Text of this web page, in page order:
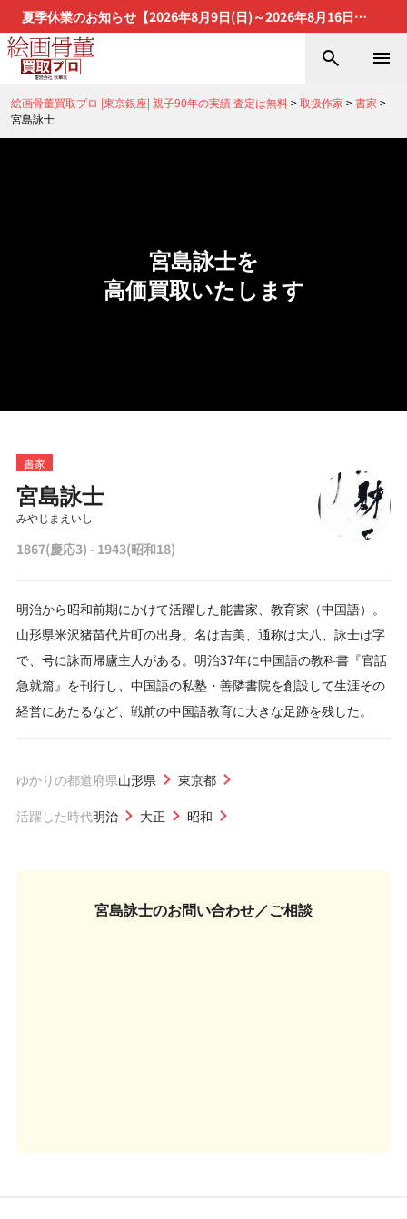
夏季休業のお知らせ【2026年8月9日(日)～2026年8月16日
(日)】
絵画骨董買取プロ |東京銀座| 親子90年の実績 査定は無料>取扱作家 >書家 >
宮島詠士
宮島詠士を
高価買取いたします
書家
宮島詠士
みやじまえいし
1867(慶応3) - 1943(昭和18)
明治から昭和前期にかけて活躍した能書家、教育家（中国語）。
山形県米沢猪苗代片町の出身。名は吉美、通称は大八、詠士は字
で、号に詠而帰廬主人がある。明治37年に中国語の教科書『官話
急就篇』を刊行し、中国語の私塾・善隣書院を創設して生涯その
経営にあたるなど、戦前の中国語教育に大きな足跡を残した。
ゆかりの都道府県山形県
東京都
活躍した時代明治 大正 昭和
宮島詠士のお問い合わせ／ご相談